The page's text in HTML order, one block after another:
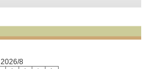
2026/8